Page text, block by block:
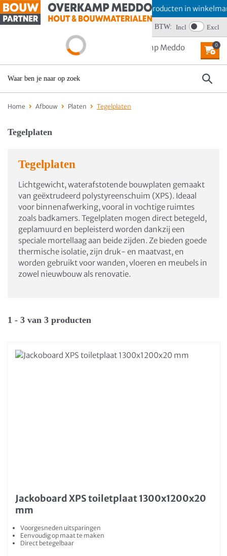
Offerte aanvragen? Plaats producten in
Wij scoren een 4,6 BTW: Incl Excl
0
Home Afbouw Platen Tegelplaten
Tegelplaten
Tegelplaten
Lichtgewicht, waterafstotende bouwplaten gemaakt
van geëxtrudeerd polystyreenschuim (XPS). Ideaal
voor binnenafwerking, vooral in vochtige ruimtes
zoals badkamers. Tegelplaten mogen direct betegeld,
geplamuurd en bepleisterd worden dankzij een
speciale mortellaag aan beide zijden. Ze bieden goede
thermische isolatie, zijn druk- en maatvast, en
worden gebruikt voor wanden, vloeren en meubels in
zowel nieuwbouw als renovatie.
1 - 3 van 3 producten
Jackoboard XPS toiletplaat 1300x1200x20
mm
Voorgesneden uitsparingen
Eenvoudig op maat te maken
Direct betegelbaar